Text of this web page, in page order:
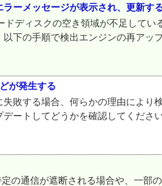
ーメッセージが表示され、更新す
ディスクの空き領域が不足してい
下の手順で検出エンジンの再アッ
が発生する
敗する場合、何らかの理由により
ートしてどうかを確認してくださ
の通信が遮断される場合や、一部